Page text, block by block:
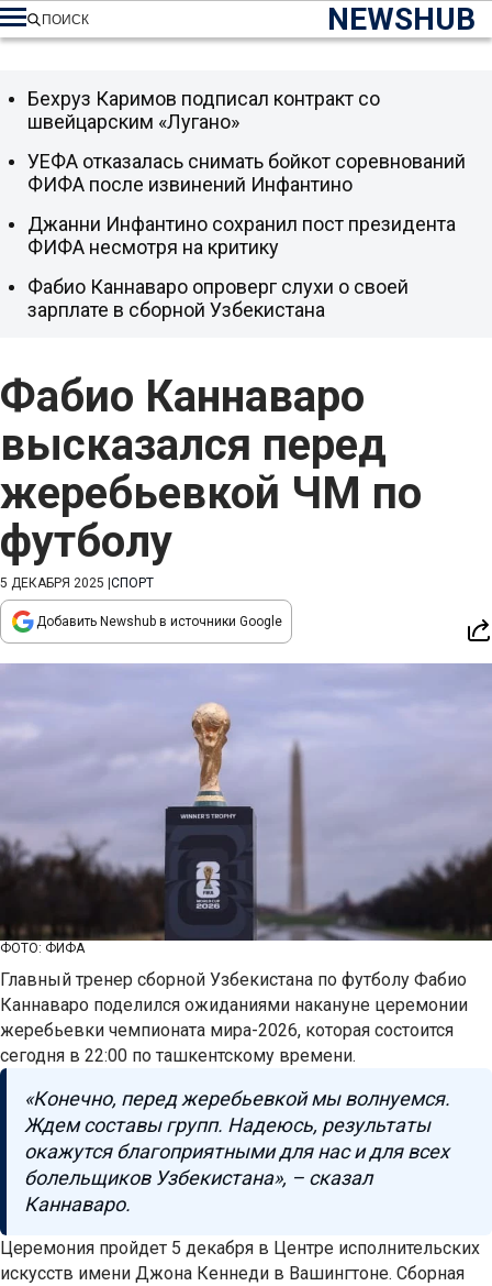
NEWSHUB
ПОИСК
Фабио Каннаваро
высказался перед
жеребьевкой ЧМ по
футболу
5 ДЕКАБРЯ 2025 СПОРТ
Добавить Newshub в источники Google
ФОТО: ФИФА
Главный тренер сборной Узбекистана по футболу Фабио
Каннаваро поделился ожиданиями накануне церемонии
жеребьевки чемпионата мира-2026, которая состоится
сегодня в 22:00 по ташкентскому времени.
«Конечно, перед жеребьевкой мы волнуемся.
Ждем составы групп. Надеюсь, результаты
окажутся благоприятными для нас и для всех
болельщиков Узбекистана», – сказал
Каннаваро.
Церемония пройдет 5 декабря в Центре исполнительских
искусств имени Джона Кеннеди в Вашингтоне. Сборная
Бехруз Каримов подписал контракт со
швейцарским «Лугано»
УЕФА отказалась снимать бойкот соревнований
ФИФА после извинений Инфантино
Джанни Инфантино сохранил пост президента
ФИФА несмотря на критику
Фабио Каннаваро опроверг слухи о своей
зарплате в сборной Узбекистана